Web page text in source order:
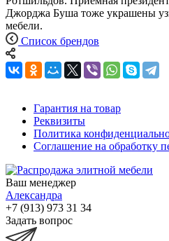
Джорджа Буша тоже украшены
мебели.
Список брендов
Гарантия на товар
Реквизиты
Политика
Соглашение на обработку
Ваш менеджер
Александра
+7 (913) 973 31 34
Задать вопрос